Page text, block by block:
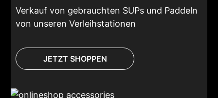
Verkauf von gebrauchten SUPs und Paddeln
von unseren Verleihstationen
JETZT SHOPPEN